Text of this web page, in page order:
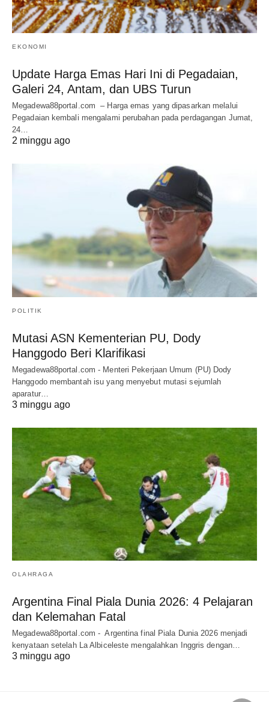
EKONOMI
Update Harga Emas Hari Ini di Pegadaian,
Galeri 24, Antam, dan UBS Turun
Megadewa88portal.com – Harga emas yang dipasarkan melalui
Pegadaian kembali mengalami perubahan pada perdagangan Jumat,
24…
2 minggu ago
POLITIK
Mutasi ASN Kementerian PU, Dody
Hanggodo Beri Klarifikasi
Megadewa88portal.com - Menteri Pekerjaan Umum (PU) Dody
Hanggodo membantah isu yang menyebut mutasi sejumlah
aparatur…
3 minggu ago
OLAHRAGA
Argentina Final Piala Dunia 2026: 4 Pelajaran
dan Kelemahan Fatal
Megadewa88portal.com - Argentina final Piala Dunia 2026 menjadi
kenyataan setelah La Albiceleste mengalahkan Inggris dengan…
3 minggu ago